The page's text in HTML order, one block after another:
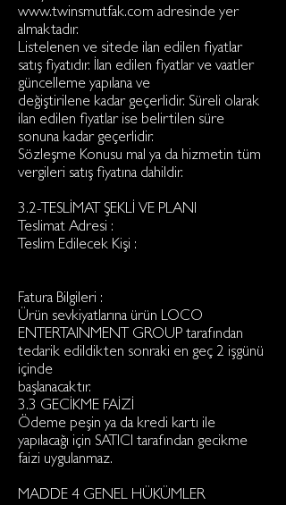
www.twinsmutfak.com adresinde yer
almaktadır.
Listelenen ve sitede ilan edilen fiyatlar
satış fiyatıdır. İlan edilen fiyatlar ve vaatler
güncelleme yapılana ve
değiştirilene kadar geçerlidir. Süreli olarak
ilan edilen fiyatlar ise belirtilen süre
sonuna kadar geçerlidir.
Sözleşme Konusu mal ya da hizmetin tüm
vergileri satış fiyatına dahildir.
3.2-TESLİMAT ŞEKLİ VE PLANI
Teslimat Adresi :
Teslim Edilecek Kişi :
Fatura Bilgileri :
Ürün sevkiyatlarına ürün LOCO
ENTERTAINMENT GROUP tarafından
tedarik edildikten sonraki en geç 2 işgünü
içinde
başlanacaktır.
3.3 GECİKME FAİZİ
Ödeme peşin ya da kredi kartı ile
yapılacağı için SATICI tarafından gecikme
faizi uygulanmaz.
MADDE 4 GENEL HÜKÜMLER